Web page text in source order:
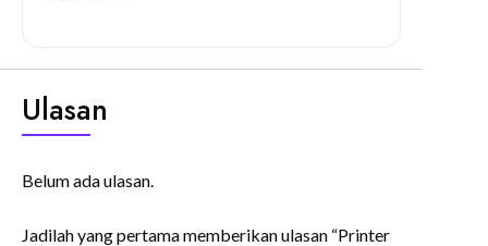
Ulasan
Belum ada ulasan.
Jadilah yang pertama memberikan ulasan “Printer